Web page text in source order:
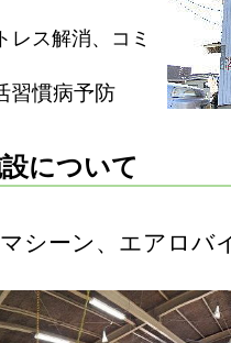
レス解消、コミ
習慣病予防
について
シーン、エアロバ